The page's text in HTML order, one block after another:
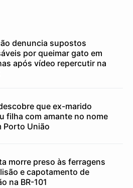
denuncia supostos
por queimar gato em
após vídeo repercutir na
que ex-marido
filha com amante no nome
Porto União
morre preso às ferragens
e capotamento de
na BR-101